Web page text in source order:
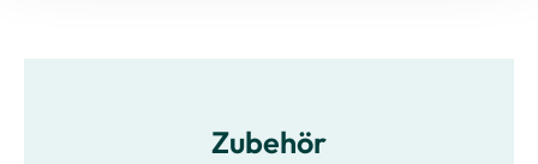
Zubehör